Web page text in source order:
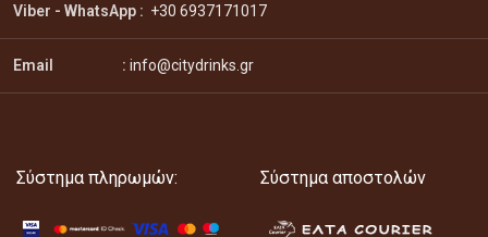
Viber - WhatsApp : +30 6937171017
Email : info@citydrinks.gr
Σύστημα πληρωμών: Σύστημα αποστολών